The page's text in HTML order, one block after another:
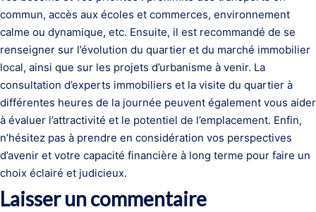
commun, accès aux écoles et commerces, environnement
calme ou dynamique, etc. Ensuite, il est recommandé de se
renseigner sur l’évolution du quartier et du marché immobilier
local, ainsi que sur les projets d’urbanisme à venir. La
consultation d’experts immobiliers et la visite du quartier à
différentes heures de la journée peuvent également vous aider
à évaluer l’attractivité et le potentiel de l’emplacement. Enfin,
n’hésitez pas à prendre en considération vos perspectives
d’avenir et votre capacité financière à long terme pour faire un
choix éclairé et judicieux.
Laisser un commentaire